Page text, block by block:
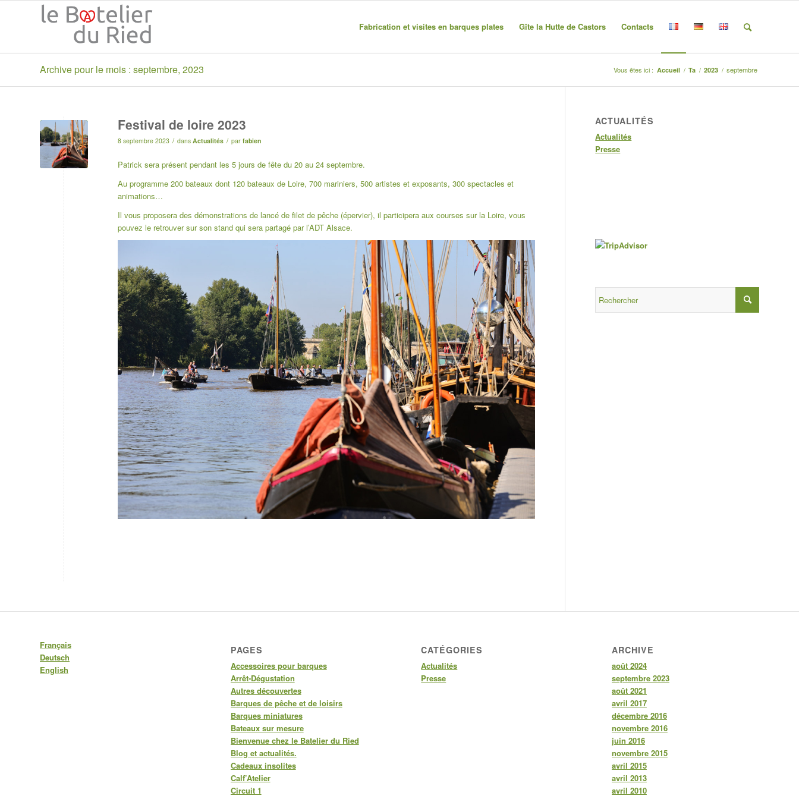
Fabrication et visites en barques plates Gîte la Hutte de Castors Contacts
Archive pour le mois : septembre, 2023 Vous êtes ici : Accueil / Ta / 2023 / septembre
Festival de loire 2023
8 septembre 2023 / dans Actualités / par fabien
Patrick sera présent pendant les 5 jours de fête du 20 au 24 septembre.
Au programme 200 bateaux dont 120 bateaux de Loire, 700 mariniers, 500 artistes et exposants, 300 spectacles et
animations…
Il vous proposera des démonstrations de lancé de filet de pêche (épervier), il participera aux courses sur la Loire, vous
pouvez le retrouver sur son stand qui sera partagé par l’ADT Alsace.
ACTUALITÉS
Actualités
Presse
Français
Deutsch
English
PAGES
Accessoires pour barques
Arrêt-Dégustation
Autres découvertes
Barques de pêche et de loisirs
Barques miniatures
Bateaux sur mesure
Bienvenue chez le Batelier du Ried
Blog et actualités.
Cadeaux insolites
Calf’Atelier
Circuit 1
CATÉGORIES
Actualités
Presse
ARCHIVE
août 2024
septembre 2023
août 2021
avril 2017
décembre 2016
novembre 2016
juin 2016
novembre 2015
avril 2015
avril 2013
avril 2010